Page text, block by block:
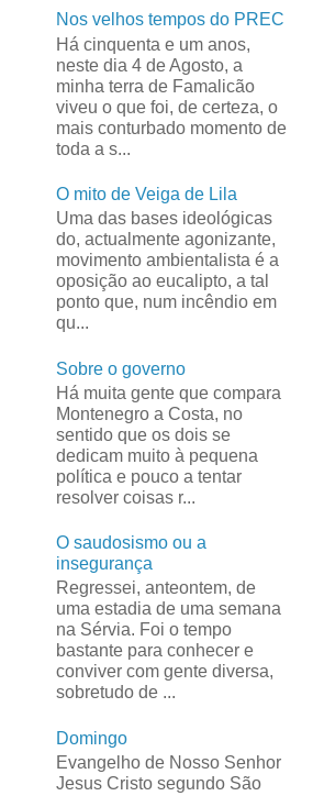
Nos velhos tempos do PREC
Há cinquenta e um anos,
neste dia 4 de Agosto, a
minha terra de Famalicão
viveu o que foi, de certeza, o
mais conturbado momento de
toda a s...
O mito de Veiga de Lila
Uma das bases ideológicas
do, actualmente agonizante,
movimento ambientalista é a
oposição ao eucalipto, a tal
ponto que, num incêndio em
qu...
Sobre o governo
Há muita gente que compara
Montenegro a Costa, no
sentido que os dois se
dedicam muito à pequena
política e pouco a tentar
resolver coisas r...
O saudosismo ou a
insegurança
Regressei, anteontem, de
uma estadia de uma semana
na Sérvia. Foi o tempo
bastante para conhecer e
conviver com gente diversa,
sobretudo de ...
Domingo
Evangelho de Nosso Senhor
Jesus Cristo segundo São